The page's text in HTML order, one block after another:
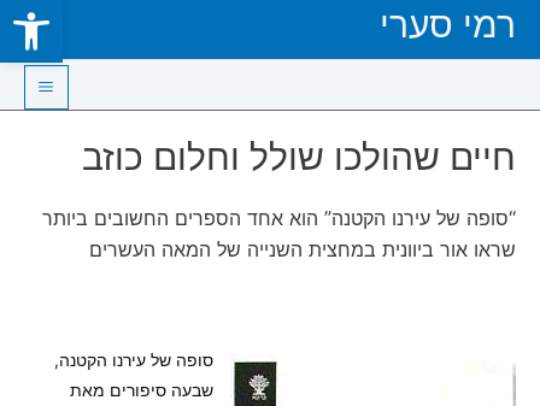
Open toolbar
Skip
רמי סערי
Main
Menuחיים שהולכו שולל וחלום כוזב
“סופה של עירנו הקטנה” הוא אחד הספרים החשובים ביותר
שראו אור ביוונית במחצית השנייה של המאה העשרים
סופה של עירנו הקטנה,
שבעה סיפורים מאת